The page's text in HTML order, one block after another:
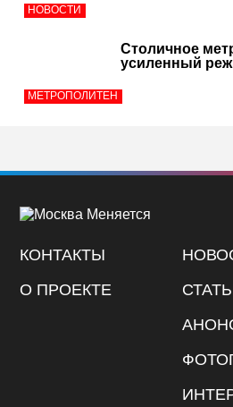
НОВОСТИ
МЕТРОПОЛИТЕН
Столичное
усиленный
КОНТАКТЫ
О ПРОЕКТЕ